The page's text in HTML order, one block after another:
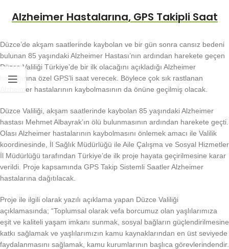
Alzheimer Hastalarına, GPS Takipli Saat
Düzce’de akşam saatlerinde kaybolan ve bir gün sonra cansız bedeni
bulunan 85 yaşındaki Alzheimer Hastası’nın ardından harekete geçen
Düzce Valiliği Türkiye’de bir ilk olacağını açıkladığı Alzheimer
hastalarına özel GPS’li saat verecek. Böylece çok sık rastlanan
Alzheimer hastalarının kaybolmasının da önüne geçilmiş olacak.
Düzce Valiliği, akşam saatlerinde kaybolan 85 yaşındaki Alzheimer
hastası Mehmet Albayrak’ın ölü bulunmasının ardından harekete geçti.
Olası Alzheimer hastalarının kaybolmasını önlemek amacı ile Valilik
koordinesinde, İl Sağlık Müdürlüğü ile Aile Çalışma ve Sosyal Hizmetler
İl Müdürlüğü tarafından Türkiye’de ilk proje hayata geçirilmesine karar
verildi. Proje kapsamında GPS Takip Sistemli Saatler Alzheimer
hastalarına dağıtılacak.
Proje ile ilgili olarak yazılı açıklama yapan Düzce Valiliği
açıklamasında; “Toplumsal olarak vefa borcumuz olan yaşlılarımıza
eşit ve kaliteli yaşam imkanı sunmak, sosyal bağların güçlendirilmesine
katkı sağlamak ve yaşlılarımızın kamu kaynaklarından en üst seviyede
faydalanmasını sağlamak, kamu kurumlarının başlıca görevlerindendir.